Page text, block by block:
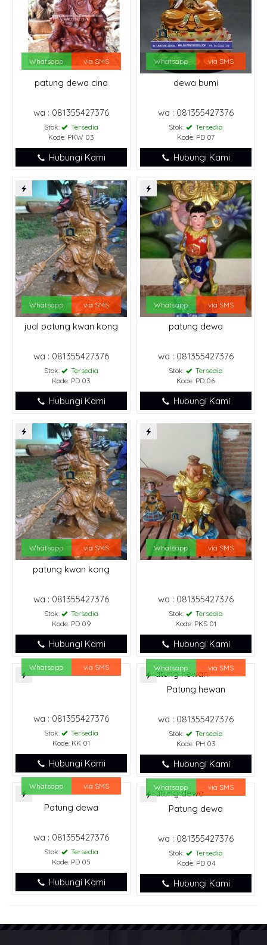
Whatsapp via SMS
patung dewa cina
wa : 081355427376
Stok:
Tersedia
Kode: PKW 03
Hubungi Kami
Whatsapp via SMS
dewa bumi
wa : 081355427376
Stok:
Tersedia
Kode: PD 07
Hubungi Kami
Whatsapp via SMS
jual patung kwan kong
wa : 081355427376
Stok:
Tersedia
Kode: PD 03
Hubungi Kami
Whatsapp via SMS
patung dewa
wa : 081355427376
Stok:
Tersedia
Kode: PD 06
Hubungi Kami
Whatsapp via SMS
patung kwan kong
wa : 081355427376
Stok:
Tersedia
Kode: PD 09
Hubungi Kami
Whatsapp via SMS
wa : 081355427376
Stok:
Tersedia
Kode: PKS 01
Hubungi Kami
Whatsapp via SMS
wa : 081355427376
Stok:
Tersedia
Kode: KK 01
Hubungi Kami
Whatsapp via SMS
Patung hewan
wa : 081355427376
Stok:
Tersedia
Kode: PH 03
Hubungi Kami
Whatsapp via SMS
Patung dewa
wa : 081355427376
Stok:
Tersedia
Kode: PD 05
Hubungi Kami
Whatsapp via SMS
Patung dewa
wa : 081355427376
Stok:
Tersedia
Kode: PD 04
Hubungi Kami